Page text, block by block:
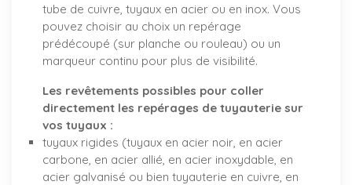
tube de cuivre, tuyaux en acier ou en inox. Vous
pouvez choisir au choix un repérage
prédécoupé (sur planche ou rouleau) ou un
marqueur continu pour plus de visibilité.
Les revêtements possibles pour coller
directement les repérages de tuyauterie sur
vos tuyaux :
tuyaux rigides (tuyaux en acier noir, en acier
carbone, en acier allié, en acier inoxydable, en
acier galvanisé ou bien tuyauterie en cuivre, en